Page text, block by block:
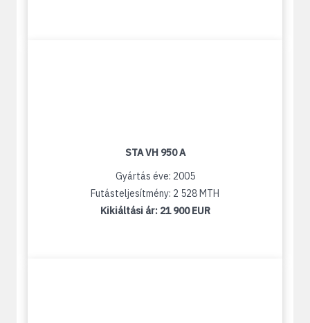
STA VH 950 A
Gyártás éve: 2005
Futásteljesítmény: 2 528 MTH
Kikiáltási ár: 21 900 EUR